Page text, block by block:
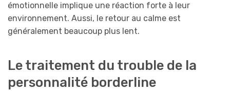
émotionnelle implique une réaction forte à leur
environnement. Aussi, le retour au calme est
généralement beaucoup plus lent.
Le traitement du trouble de la
personnalité borderline